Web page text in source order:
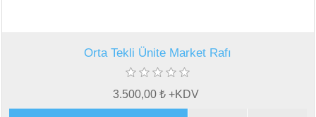
Orta Tekli Ünite Market Rafı
3.500,00 ₺ +KDV